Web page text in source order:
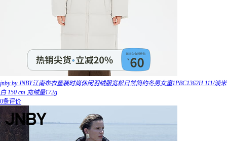
jnby by JNBY江南布衣童装时尚休闲羽绒服宽松日常简约冬男女童1PBC1362H 111/淡米
白 150 cm 充绒量172g
0条评价